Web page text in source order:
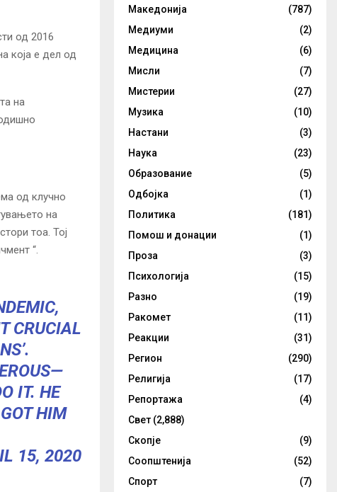
од 2016
која е дел од
на
од клучно
на
тоа. Тој
“.
CRUCIAL
IT. HE
HIM
15, 2020
Македонија
(787)
Медиуми
(2)
Медицина
(6)
Мисли
(7)
Мистерии
(27)
Музика
(10)
Настани
(3)
Наука
(23)
Образование
(5)
Одбојка
(1)
Политика
(181)
Помош и донации
(1)
Проза
(3)
Психологија
(15)
Разно
(19)
Ракомет
(11)
Реакции
(31)
Регион
(290)
Религија
(17)
Репортажа
(4)
Свет (2,888)
Скопје
(9)
Соопштенија
(52)
Спорт
(7)